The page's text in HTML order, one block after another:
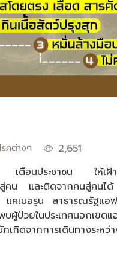
คต่างๆ
2,651
อนประชาชน ให้เฝ้าร
น และติดจากคนสู่คนได้
แคเมอรูน สาธารณรัฐแ
ผู้ป่วยในประเทศนอกเข
ดจากการเดินทางระหว่า